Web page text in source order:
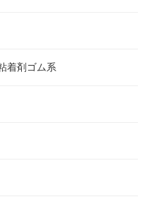
着剤ゴム系